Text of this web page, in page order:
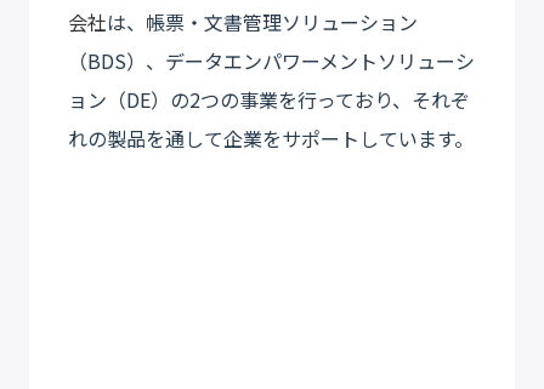
会社は、帳票・文書管理ソリューション
（BDS）、データエンパワーメントソリューシ
ョン（DE）の2つの事業を行っており、それぞ
れの製品を通して企業をサポートしています。